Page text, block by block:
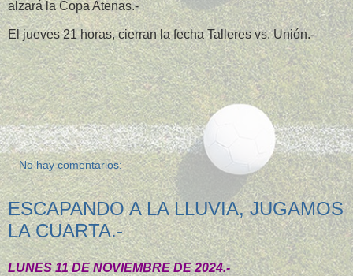
alzará la Copa Atenas.-
El jueves 21 horas, cierran la fecha Talleres vs. Unión.-
No hay comentarios:
ESCAPANDO A LA LLUVIA, JUGAMOS
LA CUARTA.-
LUNES 11 DE NOVIEMBRE DE 2024.-